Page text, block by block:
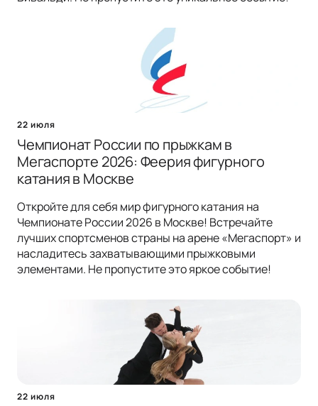
22 июля
Чемпионат России по прыжкам в
Мегаспорте 2026: Феерия фигурного
катания в Москве
Откройте для себя мир фигурного катания на
Чемпионате России 2026 в Москве! Встречайте
лучших спортсменов страны на арене «Мегаспорт» и
насладитесь захватывающими прыжковыми
элементами. Не пропустите это яркое событие!
22 июля